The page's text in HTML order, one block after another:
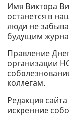
Имя Виктора
останется в
люди не
будущим
Правление
организации
коллегам.
Редакция сайта
искренние